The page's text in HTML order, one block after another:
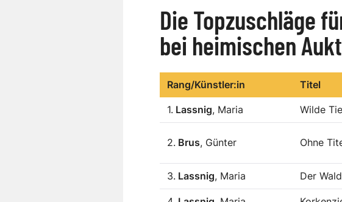
Die Topzuschläge
bei heimischen
Rang/Künstler:in Titel
1. Lassnig, Maria Wilde
2. Brus, Günter Ohne
3. Lassnig, Maria Der Wald